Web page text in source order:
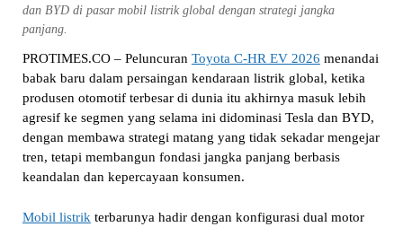
dan BYD di pasar mobil listrik global dengan strategi jangka
panjang.
PROTIMES.CO – Peluncuran Toyota C-HR EV 2026 menandai
babak baru dalam persaingan kendaraan listrik global, ketika
produsen otomotif terbesar di dunia itu akhirnya masuk lebih
agresif ke segmen yang selama ini didominasi Tesla dan BYD,
dengan membawa strategi matang yang tidak sekadar mengejar
tren, tetapi membangun fondasi jangka panjang berbasis
keandalan dan kepercayaan konsumen.
Mobil listrik terbarunya hadir dengan konfigurasi dual motor